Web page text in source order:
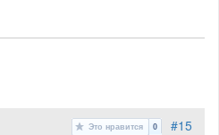
#15
Это нравится 0